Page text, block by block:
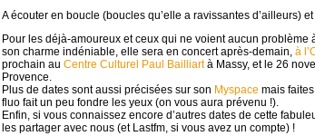
A écouter en boucle (boucles qu’elle a ravissantes d’ailleurs)
Pour les déjà-amoureux et ceux qui ne voient aucun problème
son charme indéniable, elle sera en concert après-demain, à
prochain au Centre Culturel Paul Bailliartà Massy, et le 26
Provence.
Plus de dates sont aussi précisées sur son Myspace mais
fluo fait un peu fondre les yeux (on vous aura prévenu !).
Enfin, si vous connaissez encore d’autres dates de cette
les partager avec nous (et Lastfm, si vous avez un compte) !